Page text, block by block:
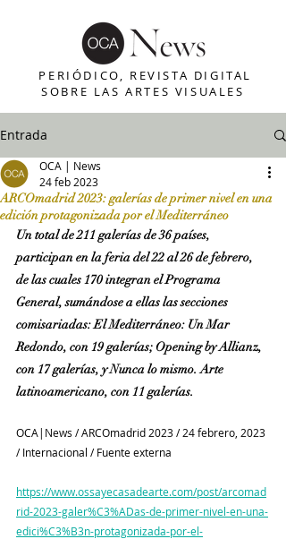
PERIÓDICO, REVISTA DIGITAL
SOBRE LAS ARTES VISUALES
Entrada
ARCOmadrid 2023: galerías de primer nivel en una
edición protagonizada por el Mediterráneo
OCA | News
24 feb 2023
Un total de 211 galerías de 36 países,
participan en la feria del 22 al 26 de febrero,
de las cuales 170 integran el Programa
General, sumándose a ellas las secciones
comisariadas: El Mediterráneo: Un Mar
Redondo, con 19 galerías; Opening by Allianz,
con 17 galerías, y Nunca lo mismo. Arte
latinoamericano, con 11 galerías.
OCA|News / ARCOmadrid 2023 / 24 febrero, 2023
/ Internacional / Fuente externa
https://www.ossayecasadearte.com/post/arcomad
rid-2023-galer%C3%ADas-de-primer-nivel-en-una-
edici%C3%B3n-protagonizada-por-el-